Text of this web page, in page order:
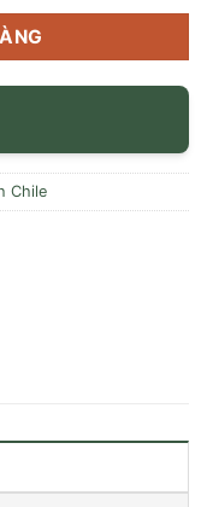
Chile